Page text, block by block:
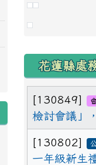
下中區
花蓮縣處
[130849]
檢討會議」
[130802]
一年級新生